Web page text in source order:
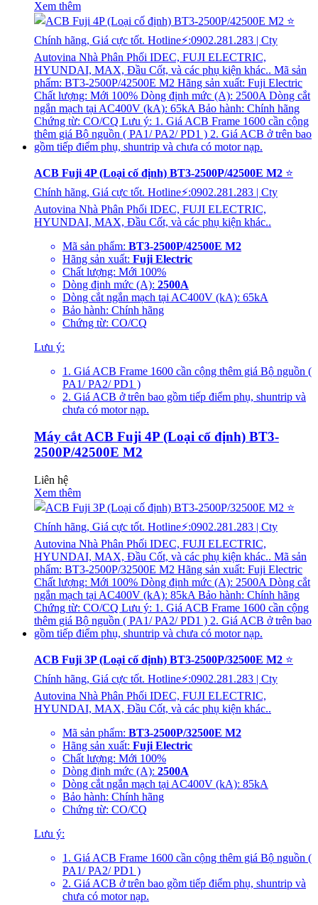
Xem thêm
ACB Fuji 4P (Loại cố định) BT3-2500P/42500E M2 ⭐
Chính hãng, Giá cực tốt. Hotline⚡:0902.281.283 | Cty
Autovina Nhà Phân Phối IDEC, FUJI ELECTRIC,
HYUNDAI, MAX, Đầu Cốt, và các phụ kiện khác..
Mã sản phẩm: BT3-2500P/42500E M2
Hãng sản xuất: Fuji Electric
Chất lượng: Mới 100%
Dòng định mức (A): 2500A
Dòng cắt ngắn mạch tại AC400V (kA): 65kA
Bảo hành: Chính hãng
Chứng từ: CO/CQ
Lưu ý:
1. Giá ACB Frame 1600 cần cộng thêm giá Bộ nguồn (
PA1/ PA2/ PD1 )
2. Giá ACB ở trên bao gồm tiếp điểm phụ, shuntrip và
chưa có motor nạp.
Máy cắt ACB Fuji 4P (Loại cố định) BT3-
2500P/42500E M2
Liên hệ
Xem thêm
ACB Fuji 3P (Loại cố định) BT3-2500P/32500E M2 ⭐
Chính hãng, Giá cực tốt. Hotline⚡:0902.281.283 | Cty
Autovina Nhà Phân Phối IDEC, FUJI ELECTRIC,
HYUNDAI, MAX, Đầu Cốt, và các phụ kiện khác..
Mã sản phẩm: BT3-2500P/32500E M2
Hãng sản xuất: Fuji Electric
Chất lượng: Mới 100%
Dòng định mức (A): 2500A
Dòng cắt ngắn mạch tại AC400V (kA): 85kA
Bảo hành: Chính hãng
Chứng từ: CO/CQ
Lưu ý:
1. Giá ACB Frame 1600 cần cộng thêm giá Bộ nguồn (
PA1/ PA2/ PD1 )
2. Giá ACB ở trên bao gồm tiếp điểm phụ, shuntrip và
chưa có motor nạp.